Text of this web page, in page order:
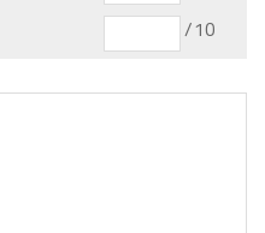
/10